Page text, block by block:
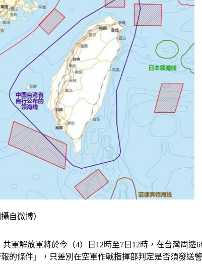
自微博）
軍解放軍將於今（4）日12時至7日12時，在台灣周
的條件」，只差別在空軍作戰指揮部判定是否須發送警